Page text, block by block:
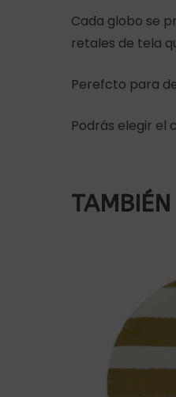
Cada globo se
retales de tela
Perefcto para
Podrás elegir el